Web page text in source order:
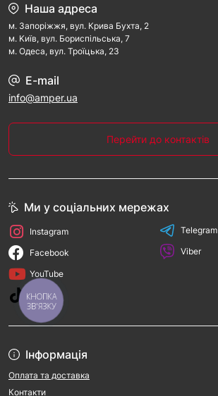
Наша адреса
м. Запорiжжя, вул. Крива Бухта, 2
м. Kиїв, вул. Бориспільська, 7
м. Одеса, вул. Троїцька, 23
E-mail
info@amper.ua
Перейти до контактів
Інформація
Оплата та доставка
Контакти
Ми у соціальних мережах
Instagram
Facebook
YouTube
TikTok
Telegram
Viber
КНОПКА
ЗВ'ЯЗКУ